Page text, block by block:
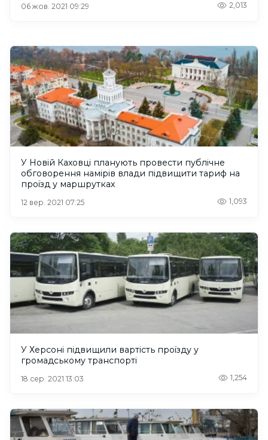
06 жов. 2021 09:29 2,013
У Новій Каховці планують провести публічне
обговорення намірів влади підвищити тариф на
проїзд у маршрутках
12 вер. 2021 07:25 1,093
У Херсоні підвищили вартість проїзду у
громадському транспорті
18 сер. 2021 13:03 1,254